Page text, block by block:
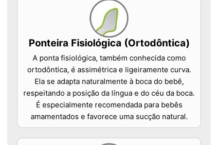
Ponteira Fisiológica (Ortodôntica)
A ponta fisiológica, também conhecida como
ortodôntica, é assimétrica e ligeiramente curva.
Ela se adapta naturalmente à boca do bebê,
respeitando a posição da língua e do céu da boca.
É especialmente recomendada para bebês
amamentados e favorece uma sucção natural.